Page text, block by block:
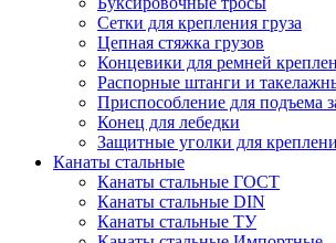
Сетки для крепления груза
Цепная стяжка грузов
Концевики для ремней
Распорные штанги и
Приспособление для подъема
Конец для лебедки
Защитные уголки для
Канаты стальные
Канаты стальные ГОСТ
Канаты стальные DIN
Канаты стальные ТУ